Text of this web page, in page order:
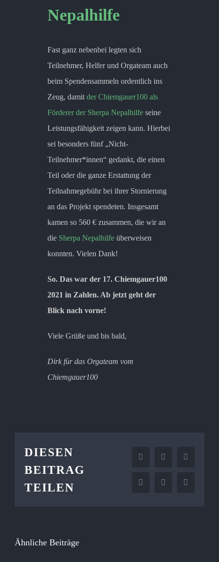
Nepalhilfe
Fast ganz nebenbei legten sich
Teilnehmer, Helfer und Orgateam auch
beim Spendensammeln ordentlich ins
Zeug, damitder Chiemgauer100 als
Förderer der Sherpa Nepalhilfe seine
Leistungsfähigkeit zeigen kann. Hierbei
sei besonders fünf „Nicht-
Teilnehmer*innen“ gedankt, die einen
Teil oder die ganze Erstattung der
Teilnahmegebühr bei ihrer Stornierung
an das Projekt spendeten. Insgesamt
kamen so 560 € zusammen, die wir an
die Sherpa Nepalhilfe überweisen
konnten. Vielen Dank!
So. Das war der 17. Chiemgauer100
2021 in Zahlen. Ab jetzt geht der
Blick nach vorne!
Viele Grüße und bis bald,
Dirk für das Orgateam vom
Chiemgauer100
DIESEN
BEITRAG
TEILEN
Facebook
X LinkedIn
WhatsAppPinterestE-
Ähnliche Beiträge